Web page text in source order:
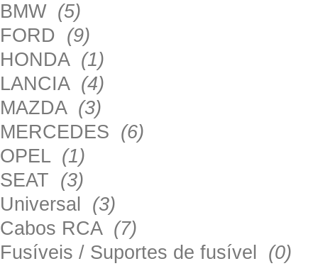
BMW (5)
FORD (9)
HONDA (1)
LANCIA (4)
MAZDA (3)
MERCEDES (6)
OPEL (1)
SEAT (3)
Universal (3)
Cabos RCA (7)
Fusíveis / Suportes de fusível (0)